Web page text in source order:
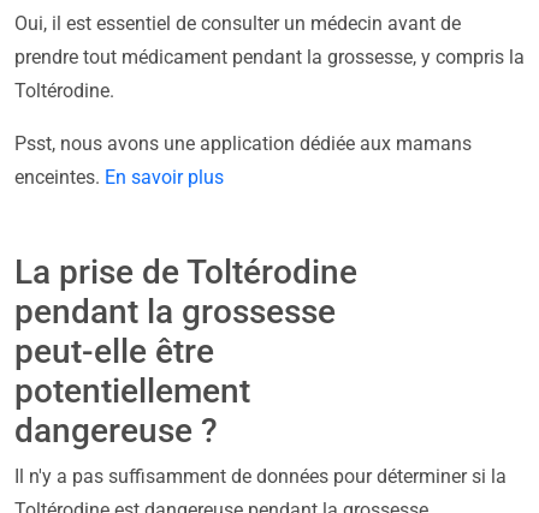
Oui, il est essentiel de consulter un médecin avant de
prendre tout médicament pendant la grossesse, y compris la
Toltérodine.
Psst, nous avons une application dédiée aux mamans
enceintes. En savoir plus
La prise de Toltérodine
pendant la grossesse
peut-elle être
potentiellement
dangereuse ?
Il n'y a pas suffisamment de données pour déterminer si la